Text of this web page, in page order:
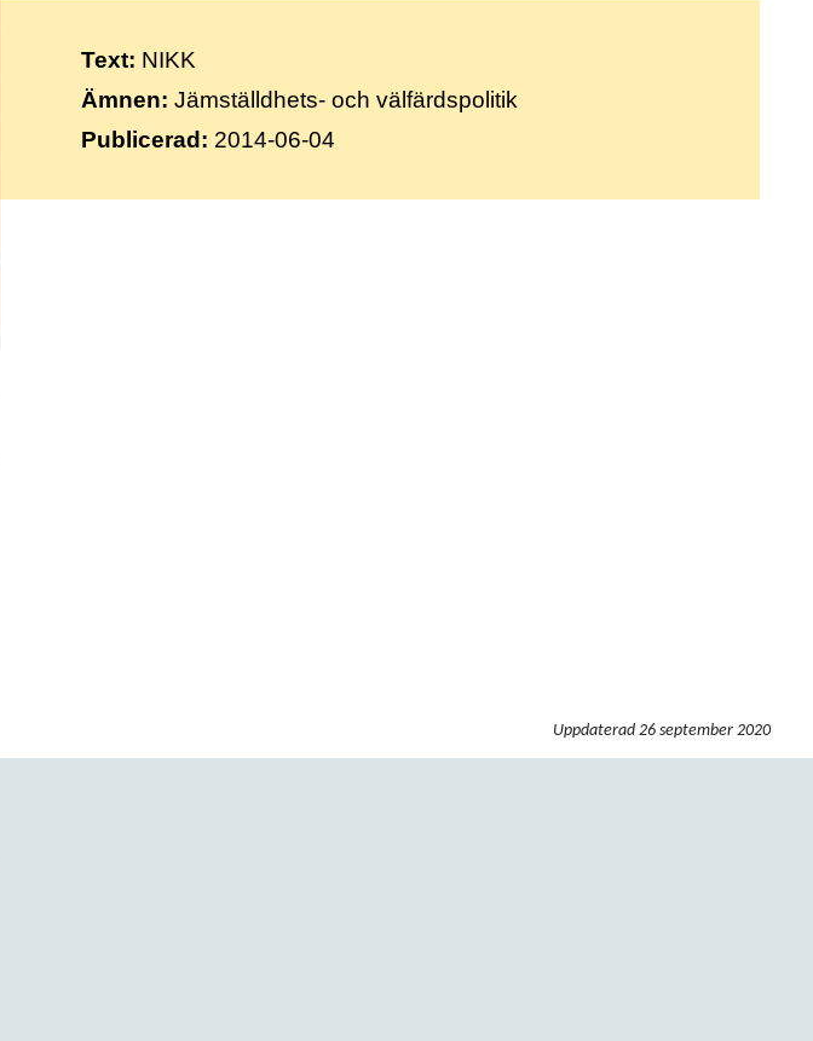
Text: NIKK
Ämnen: Jämställdhets- och välfärdspolitik
Publicerad: 2014-06-04
Uppdaterad 26 september 2020